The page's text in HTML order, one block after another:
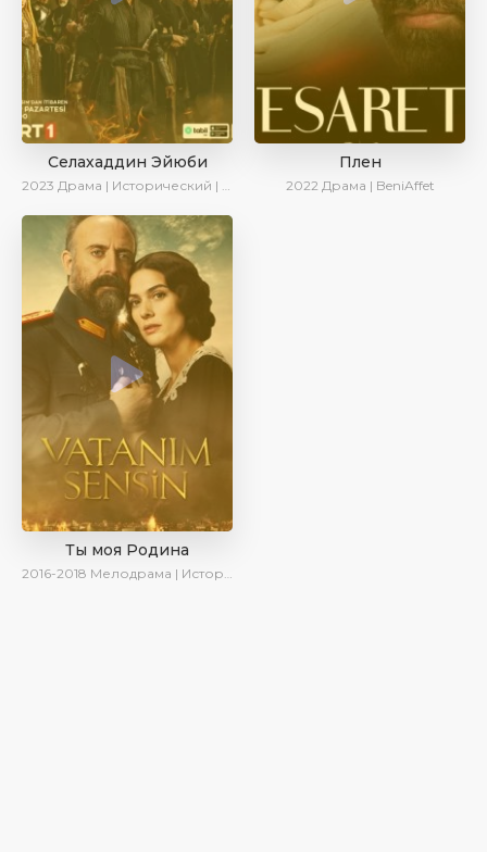
Селахаддин Эйюби
2023 Драма | Исторический | Сериалы 2023
Плен
2022 Драма | BeniAffet
Ты моя Родина
2016-2018 Мелодрама | Исторический | Военный | Turok1990